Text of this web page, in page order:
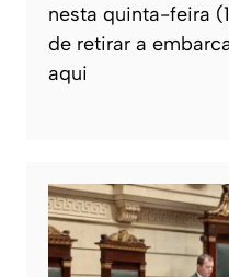
nesta quinta-feira
de retirar a
aqui